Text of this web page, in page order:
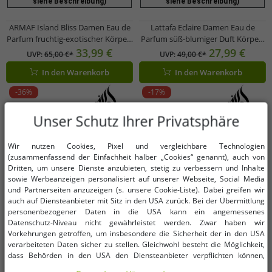
ARMAF Island Bliss Damen Eau de
Parfum fruchtig-exotischer Körper-
Duft Parfüm 100ml Blau
UVP:65,00 €* 33,99 €
In den Warenkorb
Lattafa Eclaire Damen Eau de
Parfum süß-blumiger Duft Körper-
Parfüm 100ml Rosa
UVP:49,00 €* 27,99 €
In den Warenkorb
-36% -17%
Unser Schutz Ihrer Privatsphäre
Wir nutzen Cookies, Pixel und vergleichbare Technologien
(zusammenfassend der Einfachheit halber „Cookies“ genannt), auch von
Dritten, um unsere Dienste anzubieten, stetig zu verbessern und Inhalte
sowie Werbeanzeigen personalisiert auf unserer Webseite, Social Media
und Partnerseiten anzuzeigen (s. unsere Cookie-Liste). Dabei greifen wir
auch auf Diensteanbieter mit Sitz in den USA zurück. Bei der Übermittlung
personenbezogener Daten in die USA kann ein angemessenes
Datenschutz-Niveau nicht gewährleistet werden. Zwar haben wir
Vorkehrungen getroffen, um insbesondere die Sicherheit der in den USA
verarbeiteten Daten sicher zu stellen. Gleichwohl besteht die Möglichkeit,
dass Behörden in den USA den Diensteanbieter verpflichten können,